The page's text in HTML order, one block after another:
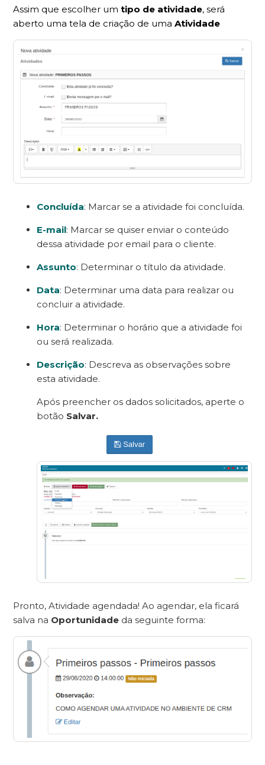
Assim que escolher umtipo de atividade, será
aberto uma tela de criação de umaAtividade
Concluída: Marcar se a atividade foi concluída.
E-mail: Marcar se quiser enviar o conteúdo
dessa atividade por email para o cliente.
Assunto: Determinar o título da atividade.
Data: Determinar uma data para realizar ou
concluir a atividade.
Hora: Determinar o horário que a atividade foi
ou será realizada.
Descrição: Descreva as observações sobre
esta atividade.
Após preencher os dados solicitados, aperte o
botão Salvar.
Pronto, Atividade agendada! Ao agendar, ela ficará
salva na Oportunidade da seguinte forma: